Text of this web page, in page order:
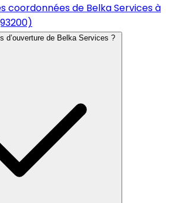
coordonnées de Belka Services à
d’ouverture de Belka Services ?